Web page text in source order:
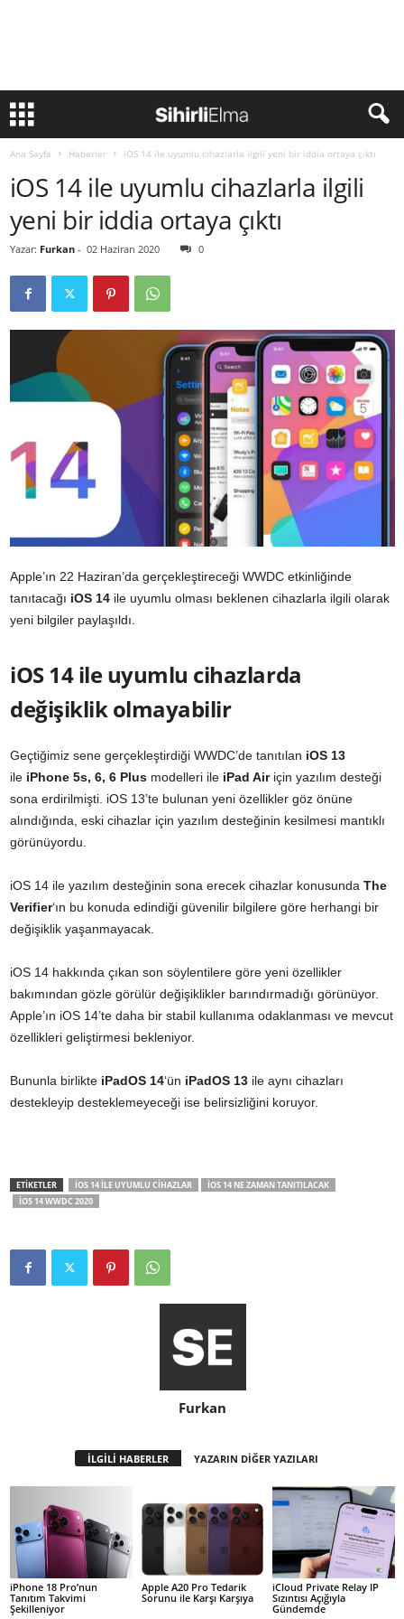
Ana Sayfa Haberler iOS 14 ile uyumlu cihazlarla ilgili yeni bir iddia ortaya çıktı
iOS 14 ile uyumlu cihazlarla ilgili
yeni bir iddia ortaya çıktı
Yazar: Furkan - 02 Haziran 2020 0
Apple’ın 22 Haziran’da gerçekleştireceği WWDC etkinliğinde
tanıtacağı iOS 14 ile uyumlu olması beklenen cihazlarla ilgili olarak
yeni bilgiler paylaşıldı.
iOS 14 ile uyumlu cihazlarda
değişiklik olmayabilir
Geçtiğimiz sene gerçekleştirdiği WWDC’de tanıtılan iOS 13
ile iPhone 5s, 6, 6 Plus modelleri ile iPad Airiçin yazılım desteği
sona erdirilmişti. iOS 13’te bulunan yeni özellikler göz önüne
alındığında, eski cihazlar için yazılım desteğinin kesilmesi mantıklı
görünüyordu.
iOS 14 ile yazılım desteğinin sona erecek cihazlar konusunda The
Verifier‘ın bu konuda edindiği güvenilir bilgilere göre herhangi bir
değişiklik yaşanmayacak.
iOS 14 hakkında çıkan son söylentilere göre yeni özellikler
bakımından gözle görülür değişiklikler barındırmadığı görünüyor.
Apple’ın iOS 14’te daha bir stabil kullanıma odaklanması ve mevcut
özellikleri geliştirmesi bekleniyor.
Bununla birlikte iPadOS 14‘ün iPadOS 13 ile aynı cihazları
destekleyip desteklemeyeceği ise belirsizliğini koruyor.
ETİKETLER IOS 14 ILE UYUMLU CIHAZLAR
IOS 14 NE ZAMAN TANITILACAK
IOS 14 WWDC 2020
Furkan
İLGİLİ HABERLER YAZARIN DİĞER YAZILARI
iPhone 18 Pro’nun
Tanıtım Takvimi
Şekilleniyor
Apple A20 Pro Tedarik
Sorunu ile Karşı Karşıya
iCloud Private Relay IP
Sızıntısı Açığıyla
Gündemde